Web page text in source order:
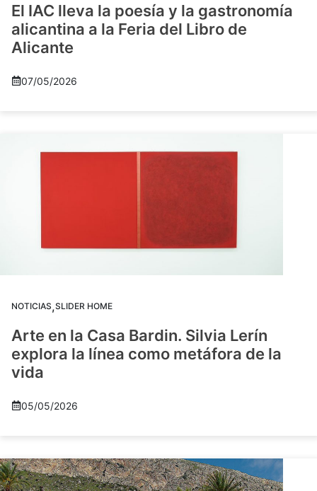
El IAC lleva la poesía y la gastronomía
alicantina a la Feria del Libro de
Alicante
07/05/2026
NOTICIAS,SLIDER HOME
Arte en la Casa Bardin. Silvia Lerín
explora la línea como metáfora de la
vida
05/05/2026